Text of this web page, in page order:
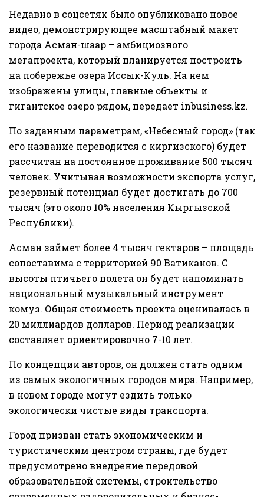
Недавно в соцсетях было опубликовано новое
видео, демонстрирующее масштабный макет
города Асман-шаар – амбициозного
мегапроекта, который планируется построить
на побережье озера Иссык-Куль. На нем
изображены улицы, главные объекты и
гигантское озеро рядом, передает inbusiness.kz.
По заданным параметрам, «Небесный город» (так
его название переводится с киргизского) будет
рассчитан на постоянное проживание 500 тысяч
человек. Учитывая возможности экспорта услуг,
резервный потенциал будет достигать до 700
тысяч (это около 10% населения Кыргызской
Республики).
Асман займет более 4 тысяч гектаров – площадь
сопоставима с территорией 90 Ватиканов. С
высоты птичьего полета он будет напоминать
национальный музыкальный инструмент
комуз. Общая стоимость проекта оценивалась в
20 миллиардов долларов. Период реализации
составляет ориентировочно 7-10 лет.
По концепции авторов, он должен стать одним
из самых экологичных городов мира. Например,
в новом городе могут ездить только
экологически чистые виды транспорта.
Город призван стать экономическим и
туристическим центром страны, где будет
предусмотрено внедрение передовой
образовательной системы, строительство